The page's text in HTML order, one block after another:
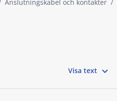
Anslutningskabel och kontakter
Visa text 